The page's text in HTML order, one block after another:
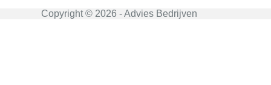
Copyright © 2026 - Advies Bedrijven